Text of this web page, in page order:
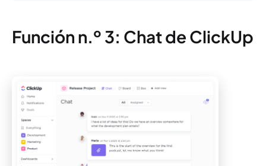
Función n.º 3: Chat de ClickUp